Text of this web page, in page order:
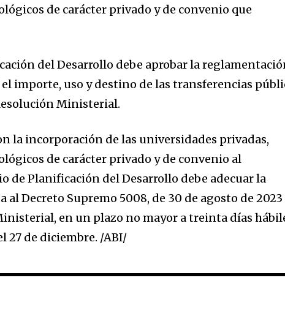
de carácter privado y de convenio que
del Desarrollo debe aprobar la
importe, uso y destino de las transferencias
Ministerial.
la incorporación de las universidades privadas,
de carácter privado y de convenio al
de Planificación del Desarrollo debe adecuar la
Decreto Supremo 5008, de 30 de agosto de 2023
en un plazo no mayor a treinta días
27 de diciembre. /ABI/